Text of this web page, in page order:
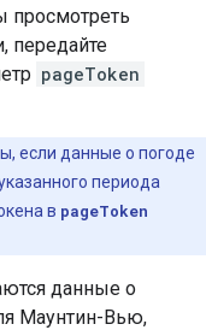
просмотреть
передайте
pageToken
если данные о погоде
периода
в pageToken
данные о
Маунтин-Вью,